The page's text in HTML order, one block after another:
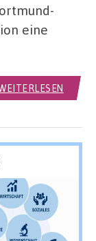
eine